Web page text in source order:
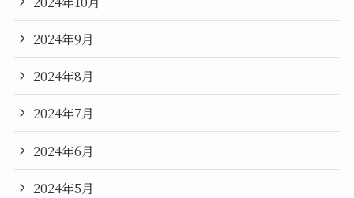
2024年9月
2024年8月
2024年7月
2024年6月
2024年5月